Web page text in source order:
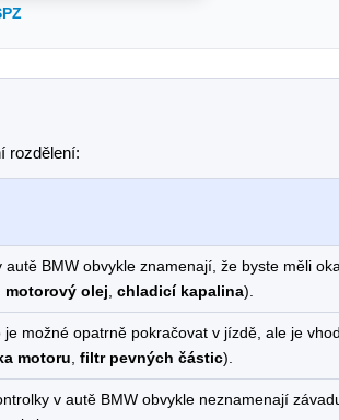
rozdělení:
BMW obvykle znamenají, že byste měli
motorový olej chladicí kapalina).
možné opatrně pokračovat v jízdě, ale je
motoru filtr pevných částic).
v autě BMW obvykle neznamenají